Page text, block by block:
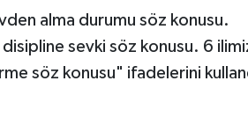
alma durumu söz konusu.
sevki söz konusu. 6
söz konusu" ifadelerini